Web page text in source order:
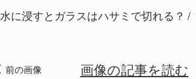
水に浸すとガラスはハサミで切れる？
前の画像 画像の記事を読む